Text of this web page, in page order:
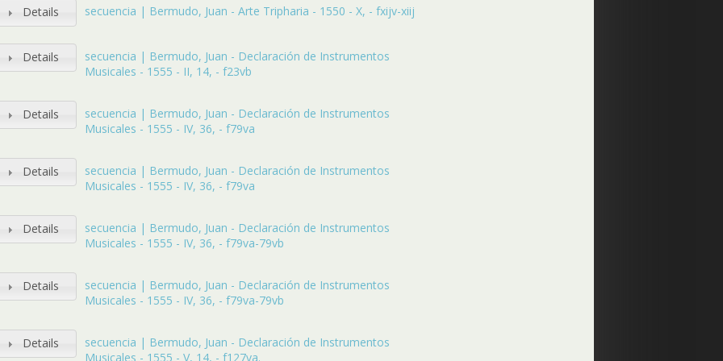
Details secuencia | Bermudo, Juan - Arte Tripharia - 1550 - X, - fxijv-xiij
Details
secuencia | Bermudo, Juan - Declaración de Instrumentos
Musicales - 1555 - II, 14, - f23vb
Details
secuencia | Bermudo, Juan - Declaración de Instrumentos
Musicales - 1555 - IV, 36, - f79va
Details
secuencia | Bermudo, Juan - Declaración de Instrumentos
Musicales - 1555 - IV, 36, - f79va
Details
secuencia | Bermudo, Juan - Declaración de Instrumentos
Musicales - 1555 - IV, 36, - f79va-79vb
Details
secuencia | Bermudo, Juan - Declaración de Instrumentos
Musicales - 1555 - IV, 36, - f79va-79vb
Details
secuencia | Bermudo, Juan - Declaración de Instrumentos
Musicales - 1555 - V, 14, - f127va.